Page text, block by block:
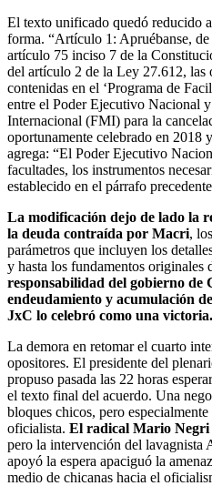
El texto unificado quedó reducido
forma. “Artículo 1: Apruébanse,
artículo 75 inciso 7 de la
del artículo 2 de la Ley 27.612, las
contenidas en el ‘Programa de
entre el Poder Ejecutivo Nacional
Internacional (FMI) para la
oportunamente celebrado en 2018
agrega: “El Poder Ejecutivo
facultades, los instrumentos
establecido en el párrafo
La modificación dejo de lado la
la deuda contraída por Macri,
parámetros que incluyen los
y hasta los fundamentos originales
responsabilidad del gobierno de
endeudamiento y acumulación
JxC lo celebró como una victoria.
La demora en retomar el cuarto
opositores. El presidente del
propuso pasada las 22 horas
el texto final del acuerdo. Una
bloques chicos, pero
oficialista. El radical Mario Negri
pero la intervención del lavagnista
apoyó la espera apaciguó la
medio de chicanas hacia el